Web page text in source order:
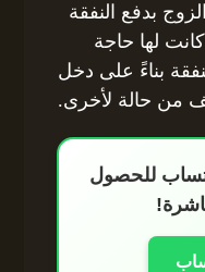
بدفع النفقة
لها حاجة
بناءً على دخل
من حالة لأخرى.
للحصول